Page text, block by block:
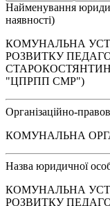
Найменування
наявності)
КОМУНАЛЬНА
РОЗВИТКУ
"ЦПРПП СМР")
Організаційно-
КОМУНАЛЬНА
Назва юридичної
КОМУНАЛЬНА
РОЗВИТКУ